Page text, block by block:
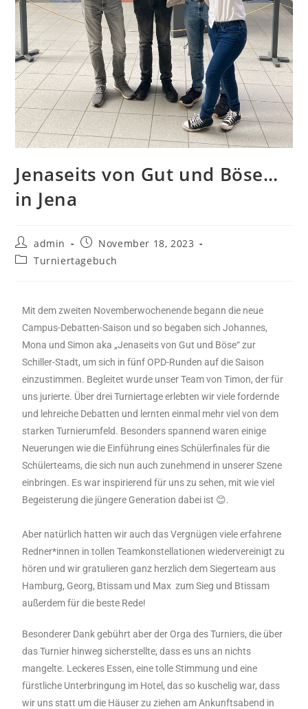
Jenaseits von Gut und Böse…
in Jena
admin
November 18, 2023
Turniertagebuch
Mit dem zweiten Novemberwochenende begann die neue
Campus-Debatten-Saison und so begaben sich Johannes,
Mona und Simon aka „Jenaseits von Gut und Böse“ zur
Schiller-Stadt, um sich in fünf OPD-Runden auf die Saison
einzustimmen. Begleitet wurde unser Team von Timon, der für
uns jurierte. Über drei Turniertage erlebten wir viele fordernde
und lehreiche Debatten und lernten einmal mehr viel von dem
starken Turnierumfeld. Besonders spannend waren einige
Neuerungen wie die Einführung eines Schülerfinales für die
Schülerteams, die sich nun auch zunehmend in unserer Szene
einbringen. Es war inspirierend für uns zu sehen, mit wie viel
Begeisterung die jüngere Generation dabei ist 😊.
Aber natürlich hatten wir auch das Vergnügen viele erfahrene
Redner*innen in tollen Teamkonstellationen wiedervereinigt zu
hören und wir gratulieren ganz herzlich dem Siegerteam aus
Hamburg, Georg, Btissam und Max zum Sieg und Btissam
außerdem für die beste Rede!
Besonderer Dank gebührt aber der Orga des Turniers, die über
das Turnier hinweg sicherstellte, dass es uns an nichts
mangelte. Leckeres Essen, eine tolle Stimmung und eine
fürstliche Unterbringung im Hotel, das so kuschelig war, dass
wir uns statt um die Häuser zu ziehen am Ankunftsabend in